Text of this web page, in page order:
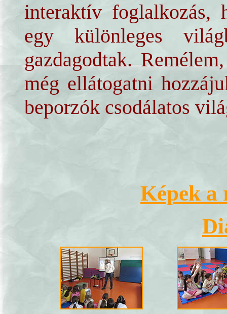
interaktív foglalkozás,
egy különleges
gazdagodtak.
még ellátogatni
beporzók csodálatos
Képek a